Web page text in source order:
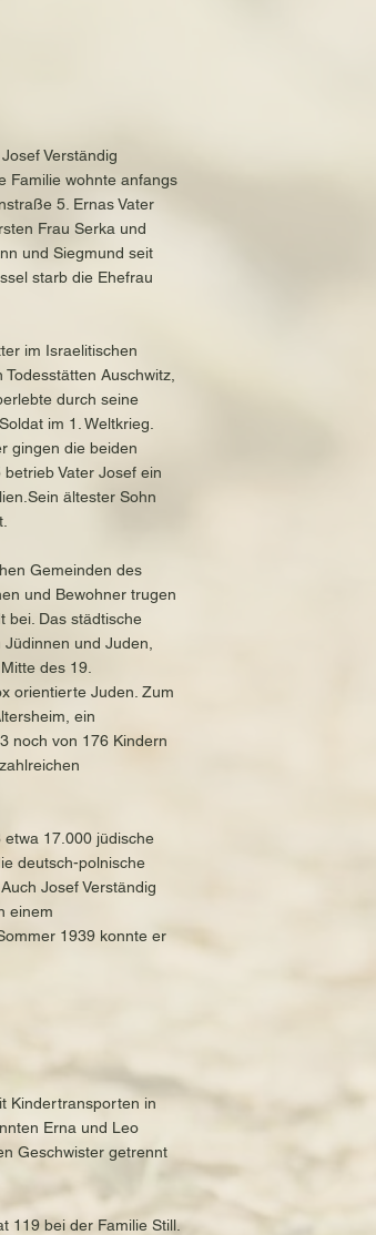
Verständig
Familie wohnte anfangs
5. Ernas Vater
Frau Serka und
und Siegmund seit
starb die Ehefrau
im Israelitischen
Auschwitz,
durch seine
im 1. Weltkrieg.
gingen die beiden
Vater Josef ein
ältester Sohn
Gemeinden des
und Bewohner trugen
bei. Das städtische
und Juden,
des 19.
orientierte Juden. Zum
ein
noch von 176 Kindern
17.000 jüdische
deutsch-polnische
Josef Verständig
einem
1939 konnte er
Kindertransporten in
Erna und Leo
Geschwister getrennt
119 bei der Familie Still.